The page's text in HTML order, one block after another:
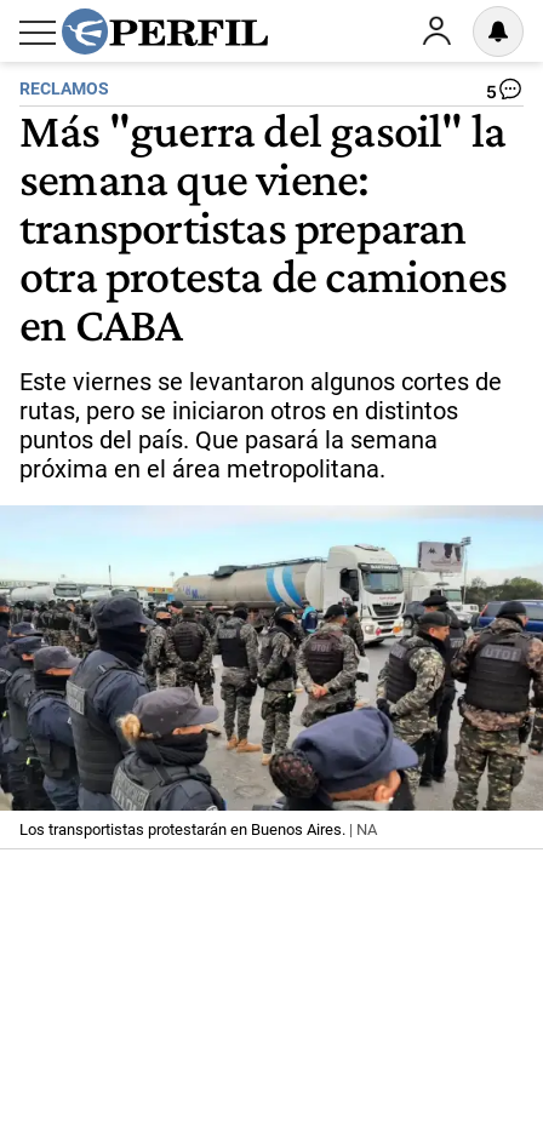
RECLAMOS 5
Más "guerra del gasoil" la
semana que viene:
transportistas preparan
otra protesta de camiones
en CABA
Este viernes se levantaron algunos cortes de
rutas, pero se iniciaron otros en distintos
puntos del país. Que pasará la semana
próxima en el área metropolitana.
Los transportistas protestarán en Buenos Aires. | NA